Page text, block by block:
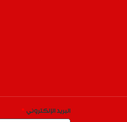
‏البريد الإلكتروني ‏ *